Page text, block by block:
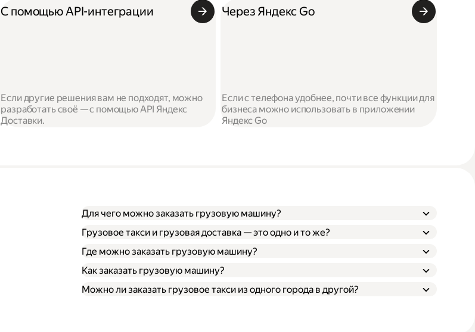
С помощью API-интеграции
Если другие решения вам не подходят, можно
разработать своё — с помощью API Яндекс
Доставки.
Через Яндекс Go
Если с телефона удобнее, почти все функции для
бизнеса можно использовать в приложении
Яндекс Go
Для чего можно заказать грузовую машину?
Грузовое такси и грузовая доставка — это одно и то же?
Где можно заказать грузовую машину?
через приложение Яндекс Go;
через личный кабинет;
Как заказать грузовую машину?
Можно ли заказать грузовое такси из одного города в другой?